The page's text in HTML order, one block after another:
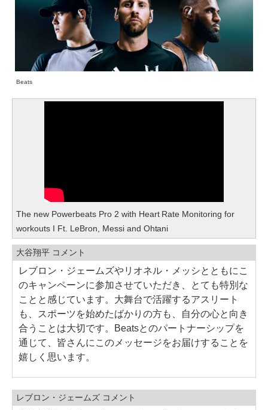
Beats
The new Powerbeats Pro 2 with Heart Rate Monitoring for
workouts I Ft. LeBron, Messi and Ohtani
大谷翔平 コメント
レブロン・ジェームズやリオネル・メッシとともにこ
のキャンペーンに参加させていただき、とても特別な
ことと感じています。大舞台で活躍するアスリート
も、スポーツを始めたばかりの方も、自分の心と向き
合うことは大切です。Beatsとのパートナーシップを
通じて、皆さんにこのメッセージをお届けすることを
嬉しく思います。
レブロン・ジェームズ コメント